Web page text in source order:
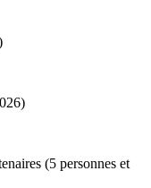
(5 personnes et